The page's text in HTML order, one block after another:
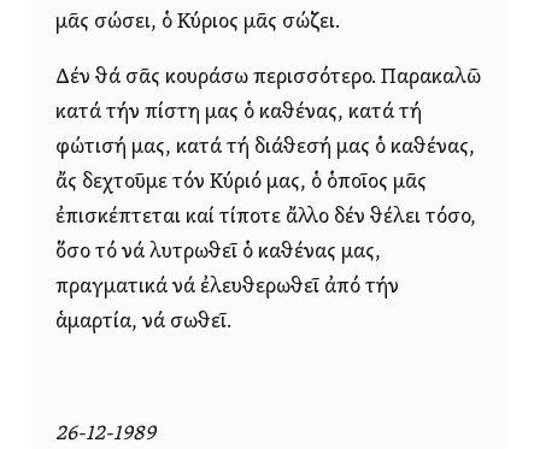
μᾶς σώσει, ὁ Κύριος μᾶς σώζει.
Δέν θά σᾶς κουράσω περισσότερο. Παρακαλῶ
κατά τήν πίστη μας ὁ καθένας, κατά τή
φώτισή μας, κατά τή διάθεσή μας ὁ καθένας,
ἄς δεχτοῦμε τόν Κύριό μας, ὁ ὁποῖος μᾶς
ἐπισκέπτεται καί τίποτε ἄλλο δέν θέλει τόσο,
ὅσο τό νά λυτρωθεῖ ὁ καθένας μας,
πραγματικά νά ἐλευθερωθεῖ ἀπό τήν
ἁμαρτία, νά σωθεῖ.
26-12-1989